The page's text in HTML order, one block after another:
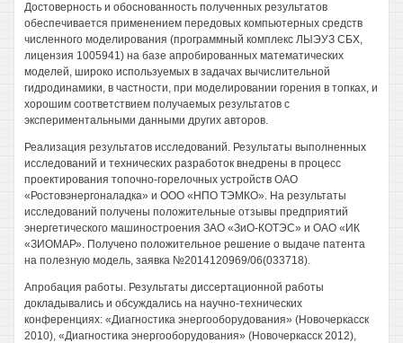
Достоверность и обоснованность полученных результатов
обеспечивается применением передовых компьютерных средств
численного моделирования (программный комплекс ЛЫЭУЗ СБХ,
лицензия 1005941) на базе апробированных математических
моделей, широко используемых в задачах вычислительной
гидродинамики, в частности, при моделировании горения в топках, и
хорошим соответствием получаемых результатов с
экспериментальными данными других авторов.
Реализация результатов исследований. Результаты выполненных
исследований и технических разработок внедрены в процесс
проектирования топочно-горелочных устройств ОАО
«Ростовэнергоналадка» и ООО «НПО ТЭМКО». На результаты
исследований получены положительные отзывы предприятий
энергетического машиностроения ЗАО «ЗиО-КОТЭС» и ОАО «ИК
«ЗИОМАР». Получено положительное решение о выдаче патента
на полезную модель, заявка №2014120969/06(033718).
Апробация работы. Результаты диссертационной работы
докладывались и обсуждались на научно-технических
конференциях: «Диагностика энергооборудования» (Новочеркасск
2010), «Диагностика энергооборудования» (Новочеркасск 2012),